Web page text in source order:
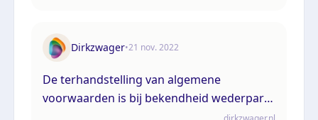
Dirkzwager•21 nov. 2022
De terhandstelling van algemene
voorwaarden is bij bekendheid wederpartij